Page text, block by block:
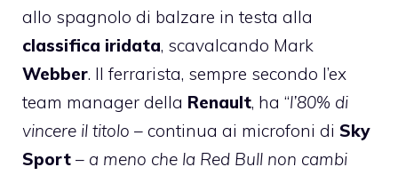
allo spagnolo di balzare in testa alla
classifica iridata, scavalcando Mark
Webber. Il ferrarista, sempre secondo l’ex
team manager della Renault, ha “l’80% di
vincere il titolo – continua ai microfoni di Sky
Sport – a meno che la Red Bull non cambi